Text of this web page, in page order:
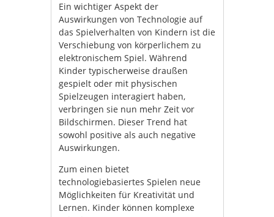
Ein wichtiger Aspekt der
Auswirkungen von Technologie auf
das Spielverhalten von Kindern ist die
Verschiebung von körperlichem zu
elektronischem Spiel. Während
Kinder typischerweise draußen
gespielt oder mit physischen
Spielzeugen interagiert haben,
verbringen sie nun mehr Zeit vor
Bildschirmen. Dieser Trend hat
sowohl positive als auch negative
Auswirkungen.
Zum einen bietet
technologiebasiertes Spielen neue
Möglichkeiten für Kreativität und
Lernen. Kinder können komplexe